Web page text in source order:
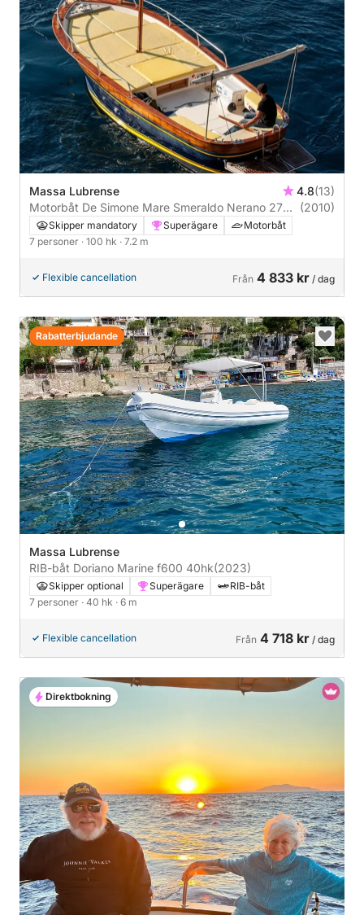
Massa Lubrense 4.8(13)
Motorbåt De Simone Mare Smeraldo Nerano 27
100hk
(2010)
Skipper mandatory Superägare
Motorbåt
7 personer · 100 hk · 7.2 m
Flexible cancellation Från 4 833 kr / dag
Massa Lubrense
RIB-båt Doriano Marine f600 40hk(2023)
Skipper optional Superägare
RIB-båt
7 personer · 40 hk · 6 m
Flexible cancellation Från 4 718 kr / dag
Rabatterbjudande
Direktbokning